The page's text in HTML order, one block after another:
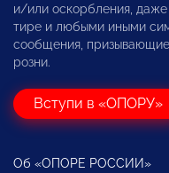
и/или оскорбления, даже
тире и любыми иными
сообщения,
розни.
Вступи в «ОПОРУ»
Об «ОПОРЕ РОССИИ»